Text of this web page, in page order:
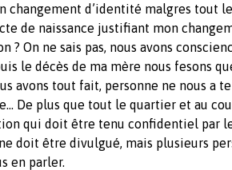
changement d’identité malgres tout
de naissance justifiant mon
? On ne sais pas, nous avons
le décès de ma mère nous fesons
avons tout fait, personne ne nous a
De plus que tout le quartier et au
qui doit être tenu confidentiel par
doit être divulgué, mais plusieurs
en parler.